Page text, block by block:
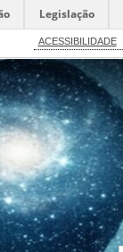
Legislação
ACESSIBILIDADE